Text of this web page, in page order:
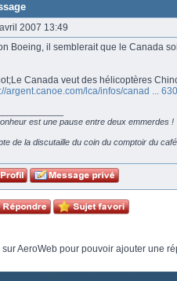
2007 13:49
Boeing, il semblerait que le Canada
Canada veut des hélicoptères
argent.canoe.com/lca/infos/canad ...
est une pause entre deux emmerdes !
de la discutaille du coin du comptoir du
sur AeroWeb pour pouvoir ajouter une